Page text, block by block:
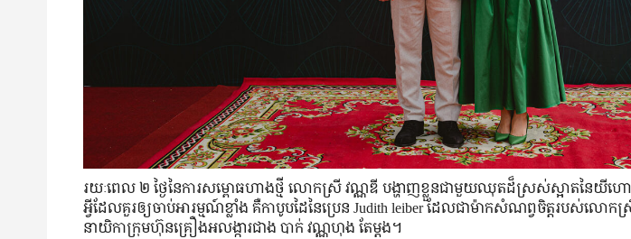
រយៈពេល ២ ថ្ងៃ​នៃ​ការ​សម្ពោធ​ហាង​ថ្មី លោកស្រី វណ្ណឌី បង្ហាញ​ខ្លួន​ជាមួយ​ឈុត​ដ៏​ស្រស់​ស្អាត​នៃ​យីហ
អ្វី​ដែល​គួរឲ្យ​ចាប់អារម្មណ៍​ខ្លាំង គឺ​កាបូប​ដៃ​នៃ​ប្រេន Judith leiber ដែល​ជា​ម៉ាក​សំណព្វ​ចិត្ត​របស់​
នាយិកា​ក្រុមហ៊ុន​គ្រឿងអលង្ការ​ជាង បាក់ វណ្ណហុង តែ​ម្ដង។